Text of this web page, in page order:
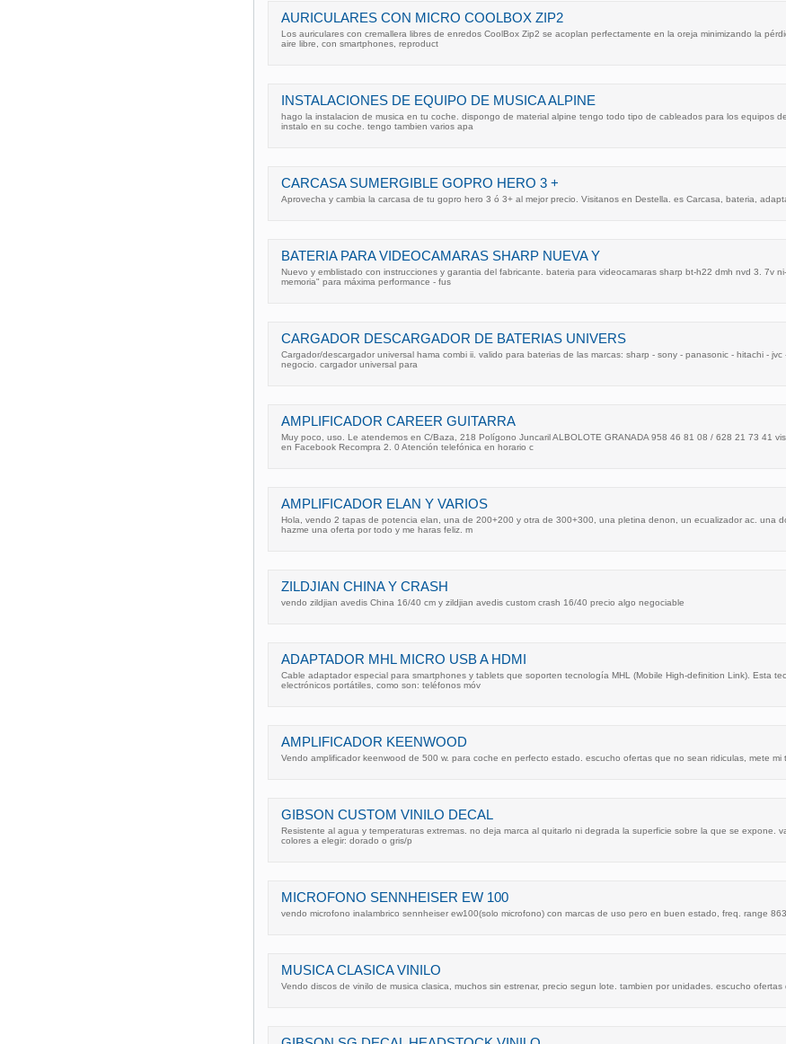
AURICULARES CON MICRO COOLBOX ZIP2
Los auriculares con cremallera libres de enredos CoolBox Zip2 se acoplan perfectamente en la oreja minimizando la
aire libre, con smartphones, reproduct
INSTALACIONES DE EQUIPO DE MUSICA ALPINE
hago la instalacion de musica en tu coche. dispongo de material alpine tengo todo tipo de cableados para los equipos
instalo en su coche. tengo tambien varios apa
CARCASA SUMERGIBLE GOPRO HERO 3 +
Aprovecha y cambia la carcasa de tu gopro hero 3 ó 3+ al mejor precio. Visitanos en Destella. es Carcasa, bateria,
BATERIA PARA VIDEOCAMARAS SHARP NUEVA Y
Nuevo y emblistado con instrucciones y garantia del fabricante. bateria para videocamaras sharp bt-h22 dmh nvd 3. 7v
memoria" para máxima performance - fus
CARGADOR DESCARGADOR DE BATERIAS UNIVERS
Cargador/descargador universal hama combi ii. valido para baterias de las marcas: sharp - sony - panasonic - hitachi -
negocio. cargador universal para
AMPLIFICADOR CAREER GUITARRA
Muy poco, uso. Le atendemos en C/Baza, 218 Polígono Juncaril ALBOLOTE GRANADA 958 46 81 08 / 628 21 73 41
en Facebook Recompra 2. 0 Atención telefónica en horario c
AMPLIFICADOR ELAN Y VARIOS
Hola, vendo 2 tapas de potencia elan, una de 200+200 y otra de 300+300, una pletina denon, un ecualizador ac. una
hazme una oferta por todo y me haras feliz. m
ZILDJIAN CHINA Y CRASH
vendo zildjian avedis China 16/40 cm y zildjian avedis custom crash 16/40 precio algo negociable
ADAPTADOR MHL MICRO USB A HDMI
Cable adaptador especial para smartphones y tablets que soporten tecnología MHL (Mobile High-definition Link). Esta
electrónicos portátiles, como son: teléfonos móv
AMPLIFICADOR KEENWOOD
Vendo amplificador keenwood de 500 w. para coche en perfecto estado. escucho ofertas que no sean ridiculas, mete mi
GIBSON CUSTOM VINILO DECAL
Resistente al agua y temperaturas extremas. no deja marca al quitarlo ni degrada la superficie sobre la que se expone.
colores a elegir: dorado o gris/p
MICROFONO SENNHEISER EW 100
vendo microfono inalambrico sennheiser ew100(solo microfono) con marcas de uso pero en buen estado, freq. range
MUSICA CLASICA VINILO
Vendo discos de vinilo de musica clasica, muchos sin estrenar, precio segun lote. tambien por unidades. escucho